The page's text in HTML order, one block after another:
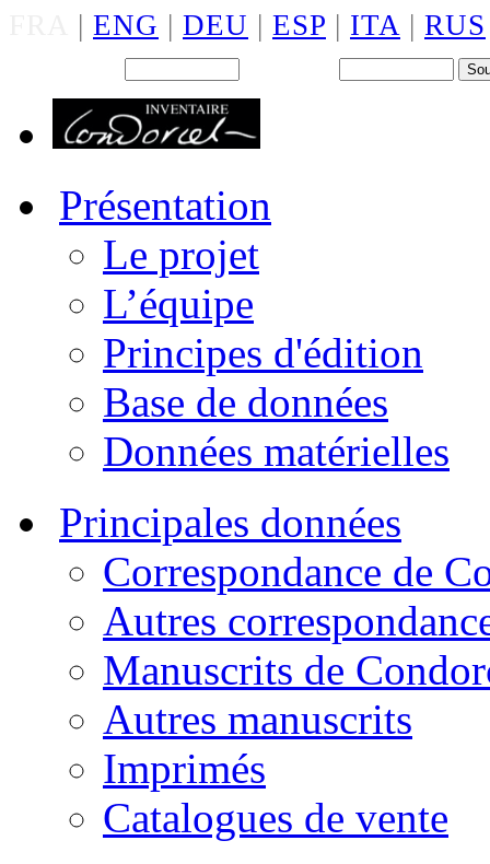
| ENG | DEU | ESP | ITA | RUS
Présentation
Le projet
L’équipe
Principes d'édition
Base de données
Données matérielles
Principales données
Correspondance de
Autres
Manuscrits de
Autres manuscrits
Imprimés
Catalogues de vente